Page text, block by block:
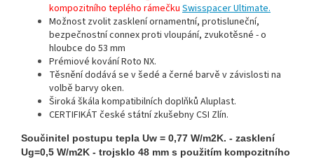
kompozitního teplého rámečku Swisspacer Ultimate.
Možnost zvolit zasklení ornamentní, protisluneční,
bezpečnostní connex proti vloupání, zvukotěsné - o
hloubce do 53 mm
Prémiové kování Roto NX.
Těsnění dodává se v šedé a černé barvě v závislosti na
volbě barvy oken.
Široká škála kompatibilních doplňků Aluplast.
CERTIFIKÁT české státní zkušebny CSI Zlín.
Součinitel postupu tepla Uw = 0,77 W/m2K. - zasklení
Ug=0,5 W/m2K - trojsklo 48 mm s použitím kompozitního